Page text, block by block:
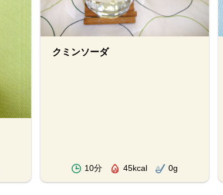
クミンソーダ
10分 45kcal 0g